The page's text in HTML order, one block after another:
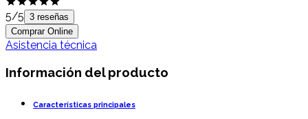
5/5 3 reseñas
Comprar Online
Asistencia técnica
Información del producto
Características principales